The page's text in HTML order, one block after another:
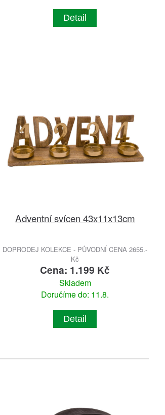
Detail
Adventní svícen 43x11x13cm
DOPRODEJ KOLEKCE - PŮVODNÍ CENA 2655.-
Kč
Cena: 1.199 Kč
Skladem
Doručíme do: 11.8.
Detail